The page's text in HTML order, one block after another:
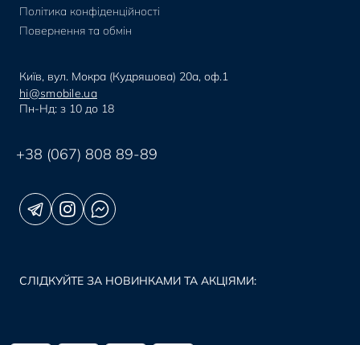
Політика конфіденційності
Повернення та обмін
Київ, вул. Мокра (Кудряшова) 20а, оф.1
hi@smobile.ua
Пн-Нд: з 10 до 18
+38 (067) 808 89-89
СЛІДКУЙТЕ ЗА НОВИНКАМИ ТА АКЦІЯМИ: